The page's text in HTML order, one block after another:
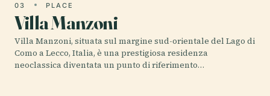
03 PLACE
Villa Manzoni
Villa Manzoni, situata sul margine sud-orientale del Lago di
Como a Lecco, Italia, è una prestigiosa residenza
neoclassica diventata un punto di riferimento…